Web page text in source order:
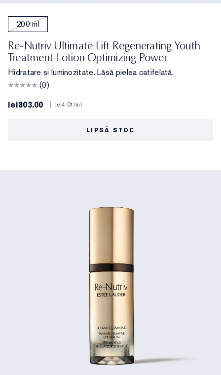
200 ml
Re-Nutriv Ultimate Lift Regenerating Youth
Treatment Lotion Optimizing Power
Hidratare și luminozitate. Lăsă pielea catifelată.
(0)
lei803.00
lei4.01/ml
LIPSĂ STOC